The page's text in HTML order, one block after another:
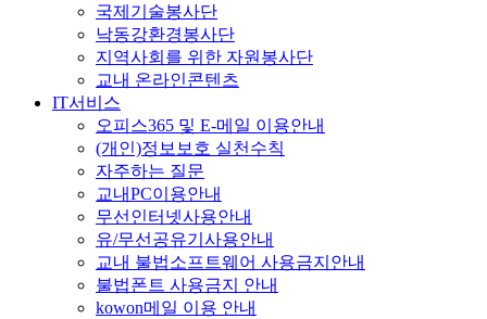
국제기술봉사단
낙동강환경봉사단
지역사회를 위한 자원봉사단
교내 온라인콘텐츠
IT서비스
오피스365 및 E-메일 이용안내
(개인)정보보호 실천수칙
자주하는 질문
교내PC이용안내
무선인터넷사용안내
유/무선공유기사용안내
교내 불법소프트웨어 사용금지안내
불법폰트 사용금지 안내
kowon메일 이용 안내